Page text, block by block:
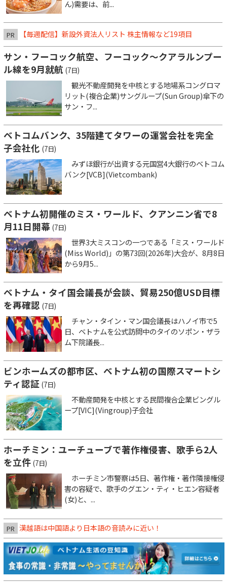
ん)需要は、前...
PR 【毎週配信】新設外資法人リスト 株主情報など19項目
サン・フーコック航空、フーコック～クアラルンプー
ル線を9月就航 (7日)
観光不動産開発を中核とする地場系コングロマ
リット(複合企業)サングループ(Sun Group)傘下の
サン・フ...
ベトコムバンク、35階建てタワーの運営会社を完全
子会社化 (7日)
みずほ銀行が出資する元国営4大銀行のベトコム
バンク[VCB](Vietcombank)
ベトナム初開催のミス・ワールド、クアンニン省で8
月11日開幕 (7日)
世界3大ミスコンの一つである「ミス・ワールド
(Miss World)」の第73回(2026年)大会が、8月8日
から9月5...
ベトナム・タイ国会議長が会談、貿易250億USD目標
を再確認 (7日)
チャン・タイン・マン国会議長はハノイ市で5
日、ベトナムを公式訪問中のタイのソポン・ザラ
ム下院議長...
ビンホームズの都市区、ベトナム初の国際スマートシ
ティ認証 (7日)
不動産開発を中核とする民間複合企業ビングル
ープ[VIC](Vingroup)子会社
ホーチミン：ユーチューブで著作権侵害、歌手ら2人
を立件 (7日)
ホーチミン市警察は5日、著作権・著作隣接権侵
害の容疑で、歌手のグエン・ティ・ヒエン容疑者
(女)と、...
PR 漢越語は中国語より日本語の音読みに近い！